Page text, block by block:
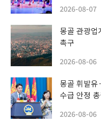
2026-08-07
몽골 관광
촉구
2026-08-06
몽골 휘발
수급 안정
2026-08-06